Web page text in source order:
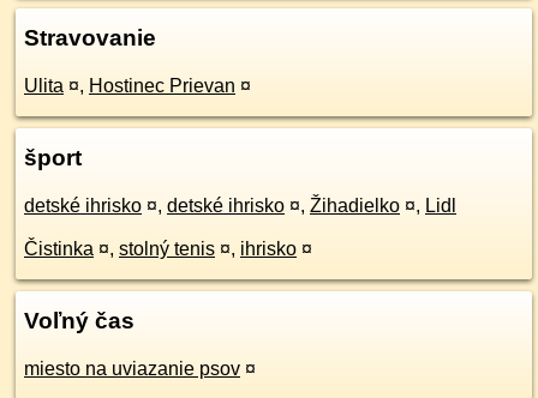
Stravovanie
Ulita ¤, Hostinec Prievan ¤
šport
detské ihrisko ¤, detské ihrisko ¤, Žihadielko ¤, Lidl
Čistinka ¤, stolný tenis ¤, ihrisko ¤
Voľný čas
miesto na uviazanie psov ¤